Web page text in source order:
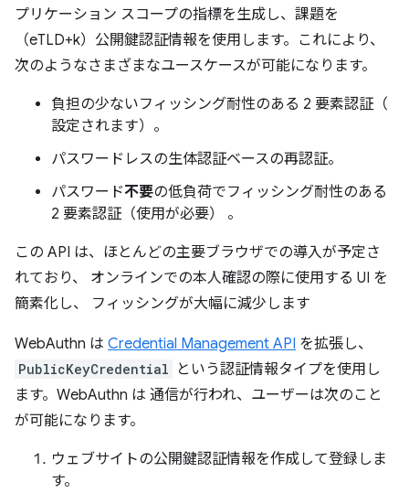
プリケーション スコープの指標を生成し、課題を
（eTLD+k）公開鍵認証情報を使用します。これにより、
次のようなさまざまなユースケースが可能になります。
負担の少ないフィッシング耐性のある 2 要素認証（
設定されます）。
パスワードレスの生体認証ベースの再認証。
パスワード不要の低負荷でフィッシング耐性のある
2 要素認証（使用が必要） 。
この API は、ほとんどの主要ブラウザでの導入が予定さ
れており、 オンラインでの本人確認の際に使用する UI を
簡素化し、 フィッシングが大幅に減少します
WebAuthn は Credential Management API を拡張し、
PublicKeyCredential
という認証情報タイプを使用し
ます。WebAuthn は 通信が行われ、ユーザーは次のこと
が可能になります。
ウェブサイトの公開鍵認証情報を作成して登録しま
す。